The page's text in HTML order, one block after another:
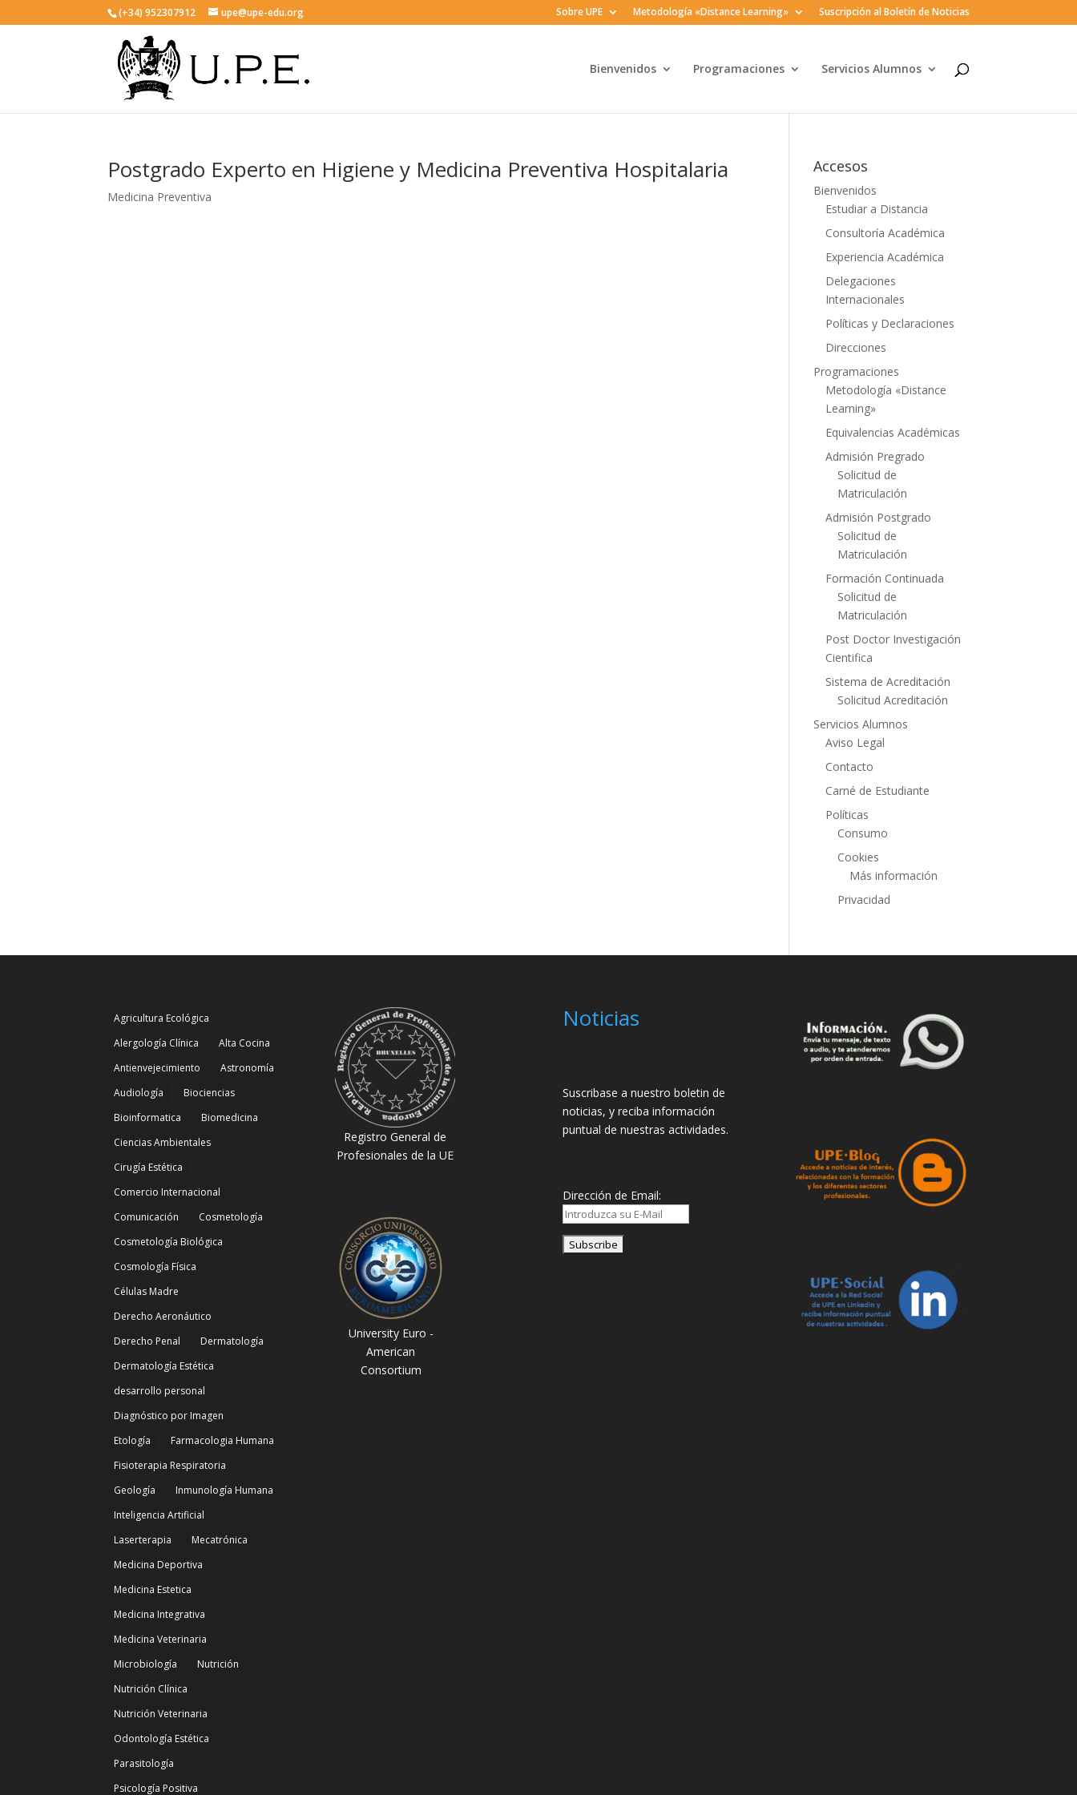
(+34) 952307912 upe@upe-edu.org Sobre UPE Metodología «Distance Learning» Suscripción al Boletín de Noticias
Bienvenidos Programaciones Servicios Alumnos
Postgrado Experto en Higiene y Medicina Preventiva Hospitalaria
Medicina Preventiva
Accesos
Bienvenidos
Estudiar a Distancia
Consultoría Académica
Experiencia Académica
Delegaciones
Internacionales
Políticas y Declaraciones
Direcciones
Programaciones
Metodología «Distance
Learning»
Equivalencias Académicas
Admisión Pregrado
Solicitud de
Matriculación
Admisión Postgrado
Solicitud de
Matriculación
Formación Continuada
Solicitud de
Matriculación
Post Doctor Investigación
Cientifica
Sistema de Acreditación
Solicitud Acreditación
Servicios Alumnos
Aviso Legal
Contacto
Carné de Estudiante
Políticas
Consumo
Cookies
Más información
Privacidad
Agricultura Ecológica
Alergología Clínica
Alta Cocina
Antienvejecimiento
Astronomía
Audiología
Biociencias
Bioinformatica
Biomedicina
Ciencias Ambientales
Cirugía Estética
Comercio Internacional
Comunicación
Cosmetología
Cosmetología Biológica
Cosmología Física
Células Madre
Derecho Aeronáutico
Derecho Penal
Dermatología
Dermatología Estética
desarrollo personal
Diagnóstico por Imagen
Etología
Farmacologia Humana
Fisioterapia Respiratoria
Geología
Inmunología Humana
Inteligencia Artificial
Laserterapia
Mecatrónica
Medicina Deportiva
Medicina Estetica
Medicina Integrativa
Medicina Veterinaria
Microbiología
Nutrición
Nutrición Clínica
Nutrición Veterinaria
Odontología Estética
Parasitología
Psicología Positiva
Registro General de
Profesionales de la UE
University Euro -
American
Consortium
Noticias
Suscribase a nuestro boletin de
noticias, y reciba información
puntual de nuestras actividades.
Dirección de Email: